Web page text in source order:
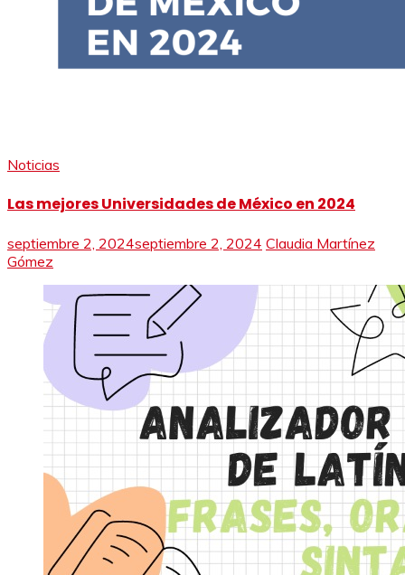
Noticias
Las mejores Universidades de México en 2024
septiembre 2, 2024septiembre 2, 2024 Claudia Martínez
Gómez